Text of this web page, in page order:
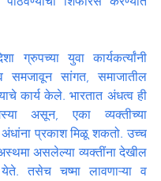
ग्रुपच्या युवा कार्यकर्त्यांनी
समजावून सांगत, समाजातील
कार्य केले. भारतात अंधत्व ही
असून, एका व्यक्तीच्या
अंधांना प्रकाश मिळू शकतो. उच्च
असलेल्या व्यक्तींना देखील
तसेच चष्मा लावणाऱ्या व